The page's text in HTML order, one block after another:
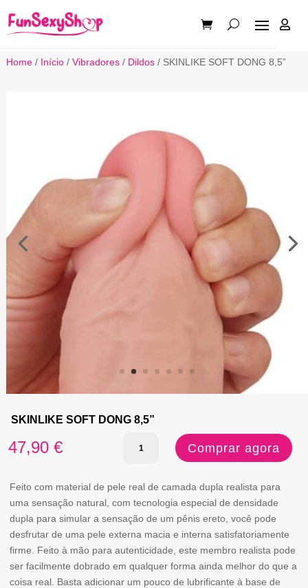

Home/ Início/ Vibradores/ Dildos/ SKINLIKE SOFT DONG 8,5”
SKINLIKE SOFT DONG 8,5”
47,90 €
Quantidade
SKINLIKE
SOFT
DONG
8,5''
Comprar agora
Feito com material de pele real de camada dupla realista para
uma sensação natural, com tecnologia especial de densidade
dupla para simular a sensação de um pênis ereto, você pode
desfrutar de uma pele externa macia e interna satisfatoriamente
firme. Feito à mão para autenticidade, este membro realista pode
ser facilmente dobrado em qualquer forma ainda melhor do que a
coisa real. Basta adicionar um pouco de lubrificante à base de